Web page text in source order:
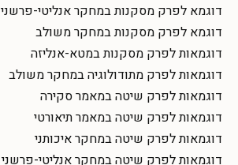
דוגמא לפרק מסקנות במחקר אנליטי-פרשני
דוגמא לפרק מסקנות במחקר משולב
דוגמאות לפרק מסקנות במטא-אנליזה
דוגמאות לפרק מתודולוגיה במחקר משולב
דוגמאות לפרק שיטה במאמר סקירה
דוגמאות לפרק שיטה במאמר תיאורטי
דוגמאות לפרק שיטה במחקר איכותני
דוגמאות לפרק שיטה במחקר אנליטי-פרשני